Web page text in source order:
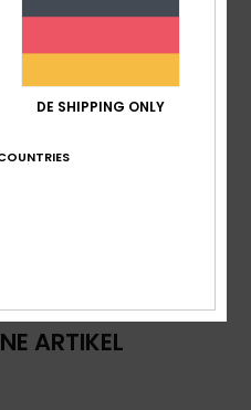
Vorne
Patch Auf Der Brust
ARTIKEL
DE SHIPPING ONLY